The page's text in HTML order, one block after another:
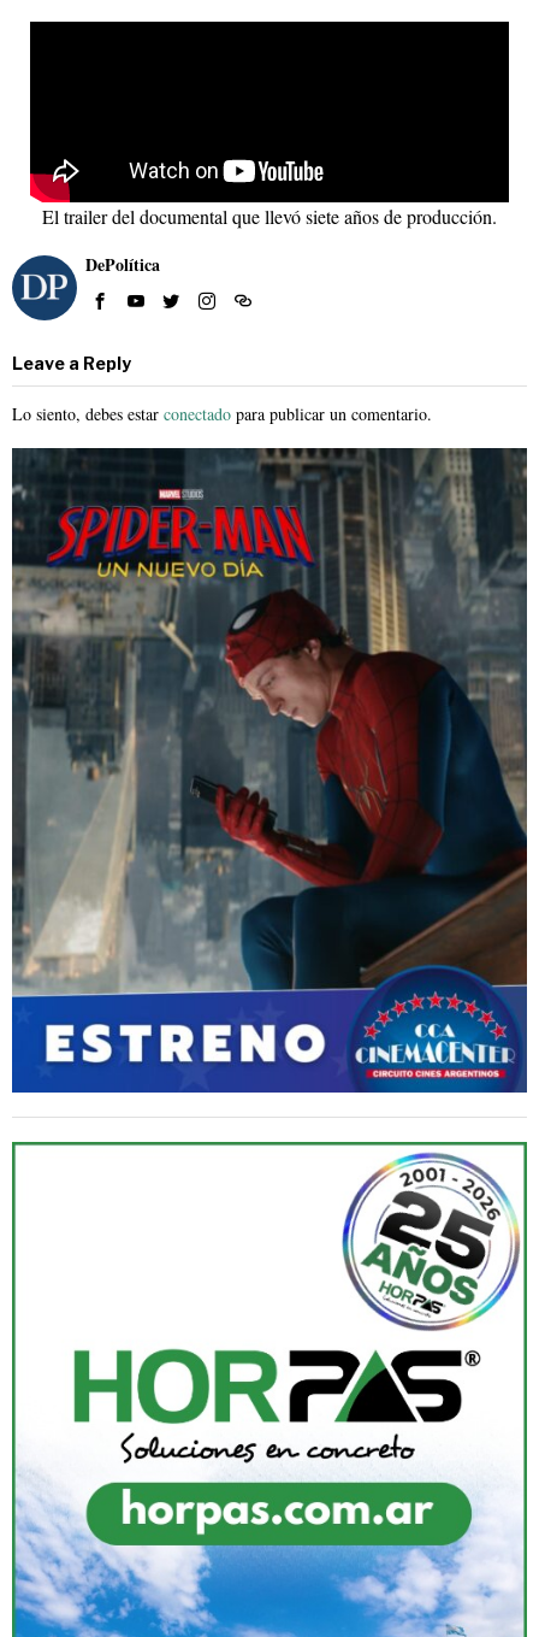
El trailer del documental que llevó siete años de producción.
DePolítica
Leave a Reply
Lo siento, debes estar conectado para publicar un comentario.